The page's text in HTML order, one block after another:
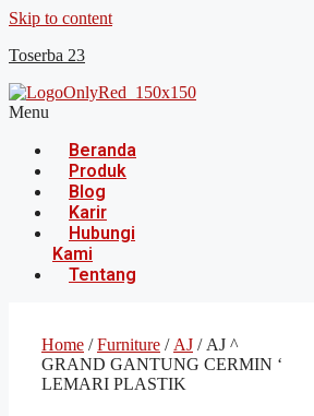
Skip to content
Toserba 23
Menu
Beranda
Produk
Blog
Karir
Hubungi
Kami
Tentang
Home /Furniture / AJ / AJ ^
GRAND GANTUNG CERMIN ‘
LEMARI PLASTIK